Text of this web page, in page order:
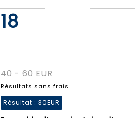
18
40 - 60 EUR
Résultats sans frais
Résultat : 30EUR